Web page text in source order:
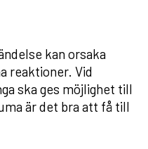
kan orsaka
reaktioner. Vid
ska ges möjlighet till
är det bra att få till